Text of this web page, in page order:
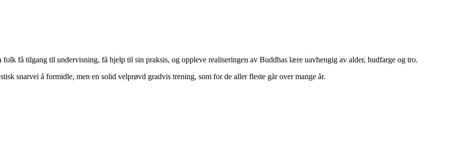
få tilgang til undervisning, få hjelp til sin praksis, og oppleve realiseringen av Buddhas lære uavhengig av alder, hudfarge og tro.
snarvei å formidle, men en solid velprøvd gradvis trening, som for de aller fleste går over mange år.